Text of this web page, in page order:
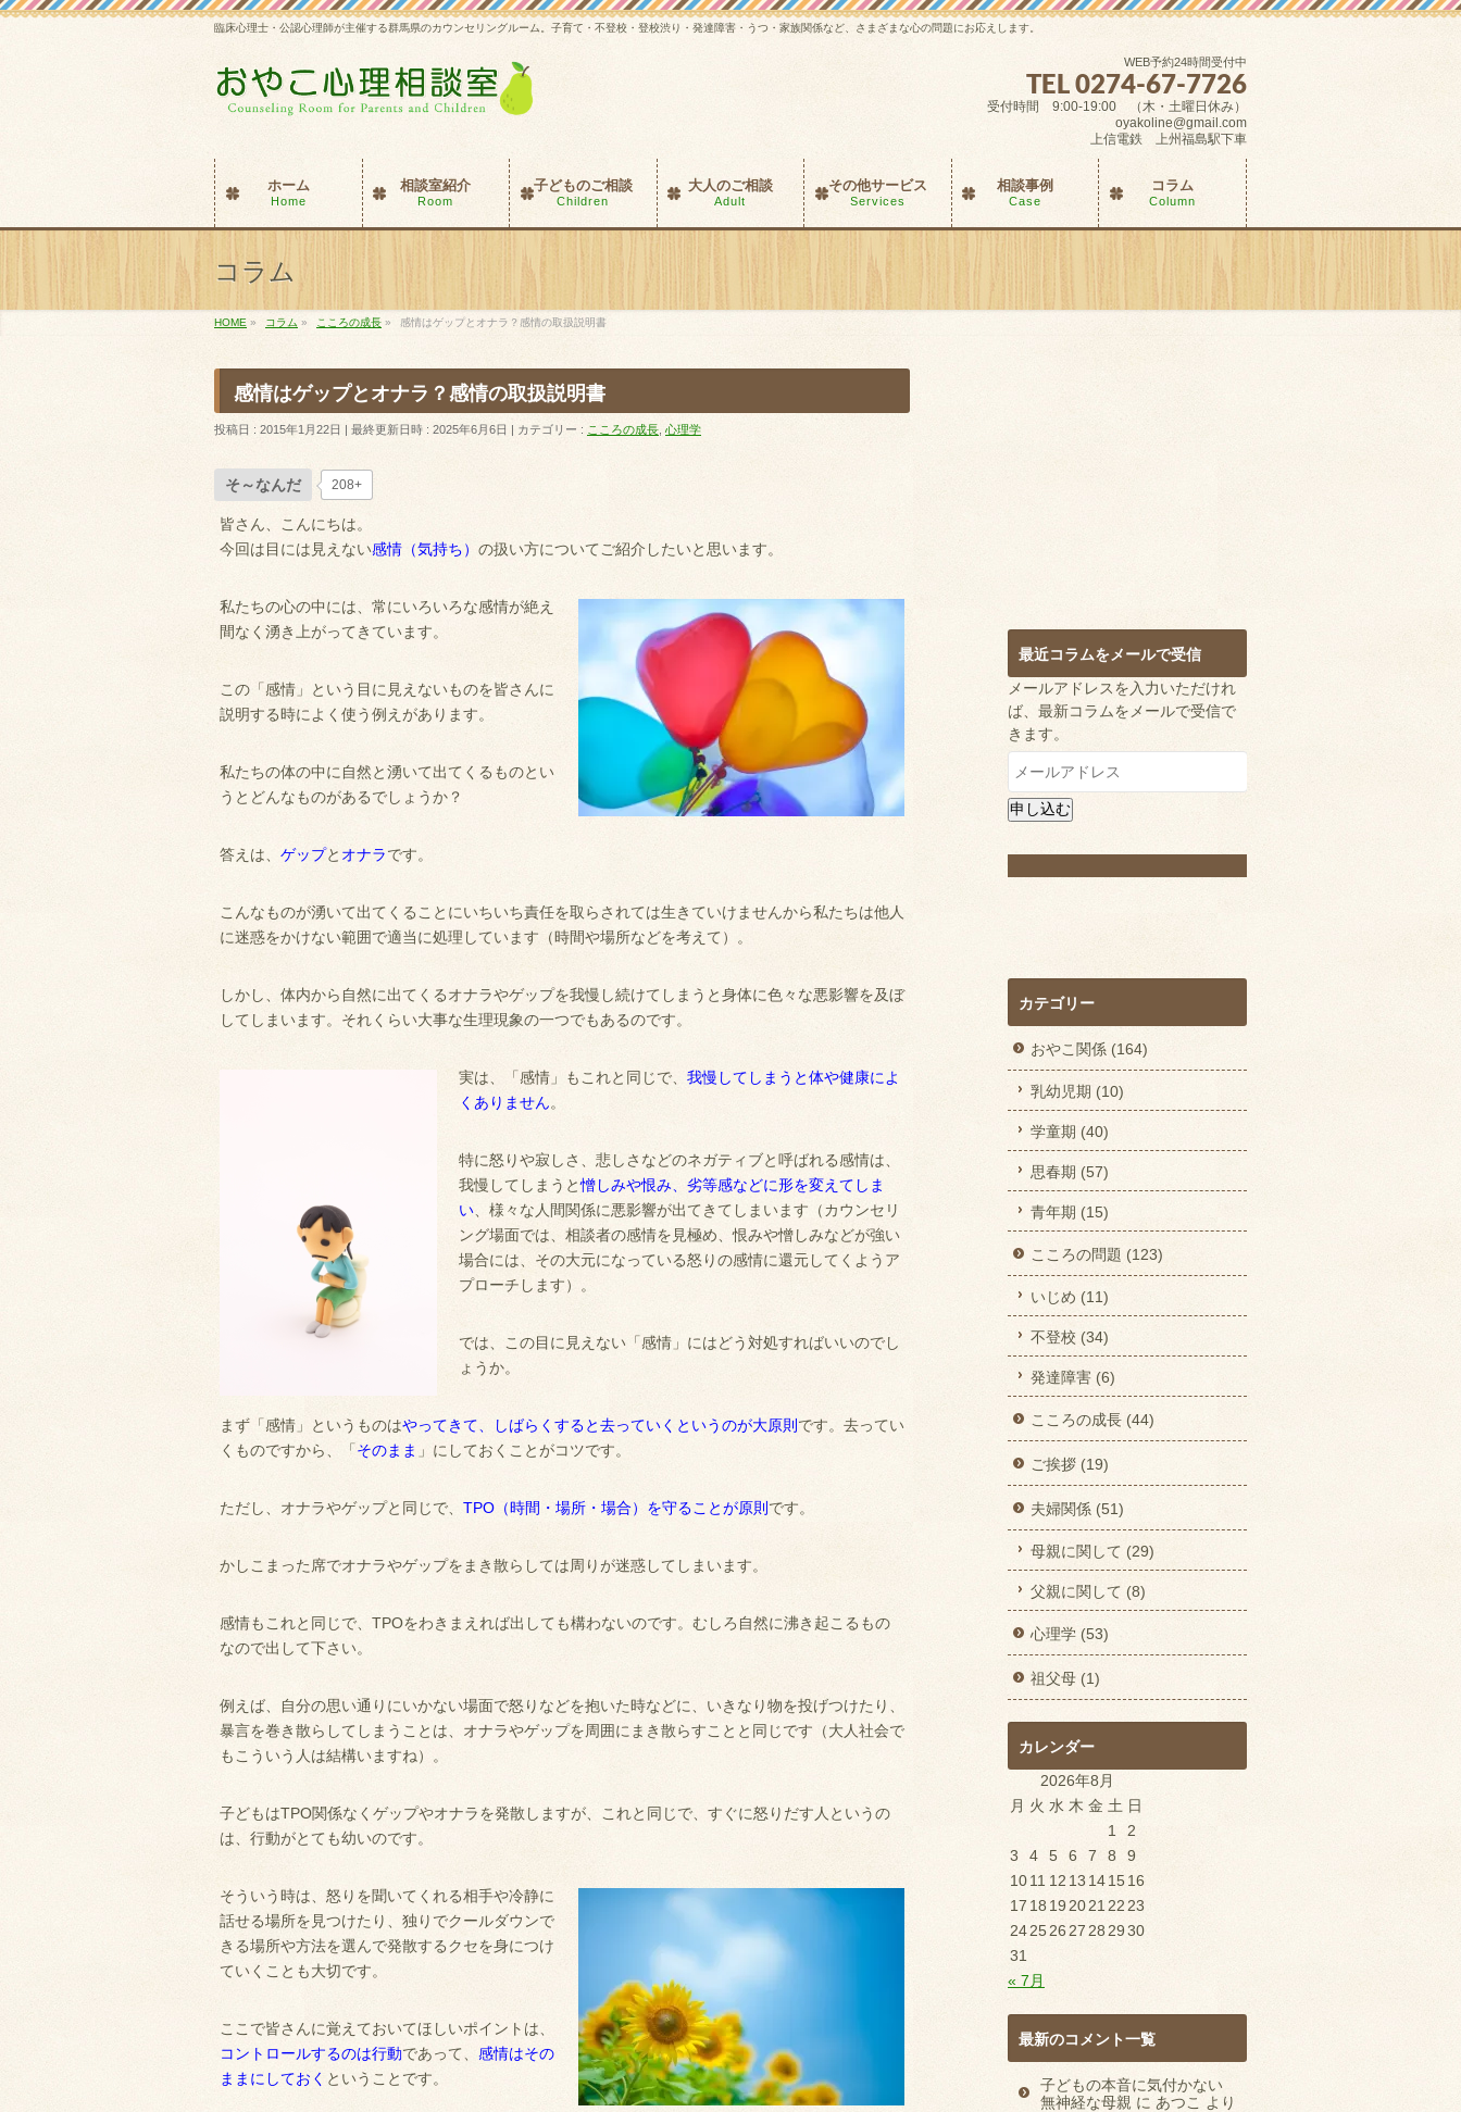
臨床心理士・公認心理師が主催する群馬県のカウンセリングルーム。子育て・不登校・登校渋り・発達障害・うつ・家族関係など、さまざまな心の問題にお応えします。
WEB予約24時間受付中
TEL 0274-67-7726
受付時間 9:00-19:00 （木・土曜日休み）
oyakoline@gmail.com
上信電鉄 上州福島駅下車
ホーム
Home
相談室紹介
Room
子どものご相談
Children
大人のご相談
Adult
その他サービス
Services
相談事例
Case
コラム
Column
コラム
HOME » コラム » こころの成長 » 感情はゲップとオナラ？感情の取扱説明書
感情はゲップとオナラ？感情の取扱説明書
投稿日 : 2015年1月22日 最終更新日時 : 2025年6月6日 カテゴリー : こころの成長 心理学
そ～なんだ 208+
皆さん、こんにちは。
今回は目には見えない感情（気持ち） の扱い方についてご紹介したいと思います。
私たちの心の中には、常にいろいろな感情が絶え
間なく湧き上がってきています。
この「感情」という目に見えないものを皆さんに
説明する時によく使う例えがあります。
私たちの体の中に自然と湧いて出てくるものとい
うとどんなものがあるでしょうか？
答えは、 ゲップと オナラです。
こんなものが湧いて出てくることにいちいち責任を取らされては生きていけませんから私たちは他人
に迷惑をかけない範囲で適当に処理しています（時間や場所などを考えて）。
しかし、体内から自然に出てくるオナラやゲップを我慢し続けてしまうと身体に色々な悪影響を及ぼ
してしまいます。それくらい大事な生理現象の一つでもあるのです。
実は、「感情」もこれと同じで、 我慢してしまうと体や健康によ
くありません。
特に怒りや寂しさ、悲しさなどのネガティブと呼ばれる感情は、
我慢してしまうと憎しみや恨み、劣等感などに形を変えてしま
い 、様々な人間関係に悪影響が出てきてしまいます（カウンセリ
ング場面では、相談者の感情を見極め、恨みや憎しみなどが強い
場合には、その大元になっている怒りの感情に還元してくようア
プローチします）。
では、この目に見えない「感情」にはどう対処すればいいのでし
ょうか。
まず「感情」というものはやってきて、しばらくすると去っていくというのが大原則 です。去ってい
くものですから、「 そのまま 」にしておくことがコツです。
ただし、オナラやゲップと同じで、 TPO（時間・場所・場合）を守ることが原則 です。
かしこまった席でオナラやゲップをまき散らしては周りが迷惑してしまいます。
感情もこれと同じで、TPOをわきまえれば出しても構わないのです。むしろ自然に沸き起こるもの
なので出して下さい。
例えば、自分の思い通りにいかない場面で怒りなどを抱いた時などに、いきなり物を投げつけたり、
暴言を巻き散らしてしまうことは、オナラやゲップを周囲にまき散らすことと同じです（大人社会で
もこういう人は結構いますね）。
子どもはTPO関係なくゲップやオナラを発散しますが、これと同じで、すぐに怒りだす人というの
は、行動がとても幼いのです。
そういう時は、怒りを聞いてくれる相手や冷静に
話せる場所を見つけたり、独りでクールダウンで
きる場所や方法を選んで発散するクセを身につけ
ていくことも大切です。
ここで皆さんに覚えておいてほしいポイントは、
コントロールするのは行動であって、 感情はその
ままにしておく ということです。
最近コラムをメールで受信
メールアドレスを入力いただけれ
ば、最新コラムをメールで受信で
きます。
メ
ー
ル
ア
申し込む
カテゴリー
おやこ関係 (164)
乳幼児期 (10)
学童期 (40)
思春期 (57)
青年期 (15)
こころの問題 (123)
いじめ (11)
不登校 (34)
発達障害 (6)
こころの成長 (44)
ご挨拶 (19)
夫婦関係 (51)
母親に関して (29)
父親に関して (8)
心理学 (53)
祖父母 (1)
カレンダー
2026年8月
月 火 水 木 金 土 日
1
2
3
4 5 6 7 8
9
1011 12 13 141516
17 18 19 2021 22 23
2425 26 27 28 2930
31
« 7月
最新のコメント一覧
子どもの本音に気付かない
無神経な母親 に あつこ より